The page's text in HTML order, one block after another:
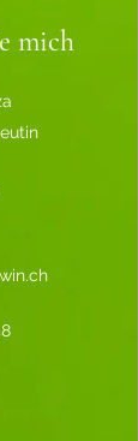
mich